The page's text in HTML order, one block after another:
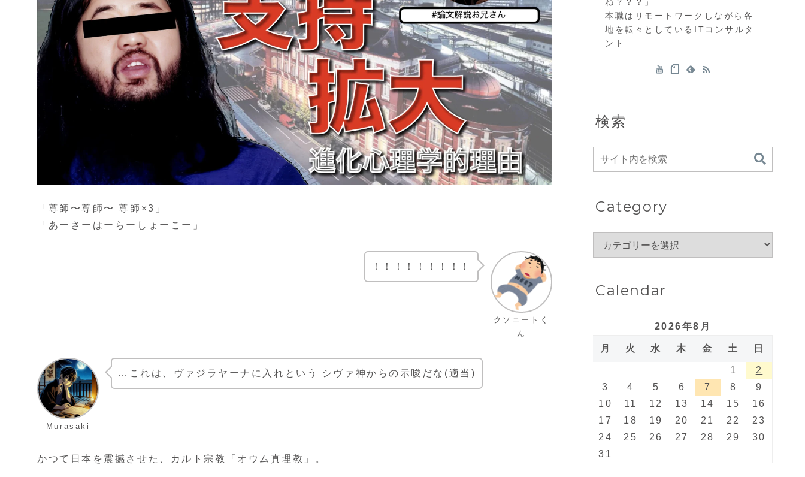
「尊師〜尊師〜 尊師×3」
「あーさーはーらーしょーこー」
クソニートく
ん
！！！！！！！！！
Murasaki
…これは、ヴァジラヤーナに入れという シヴァ神からの示唆だな(適当)
かつて日本を震撼させた、カルト宗教「オウム真理教」。
ね？？？」
本職はリモートワークしながら各
地を転々としているITコンサルタ
ント
検索
Category
Calendar
2026年8月
月 火 水 木 金 土 日
1
2
3
4 5 6 7 8
9
10
11 12 13 14 15
16
17
18 19 20 21 22
23
24
25 26 27 28 29
30
31